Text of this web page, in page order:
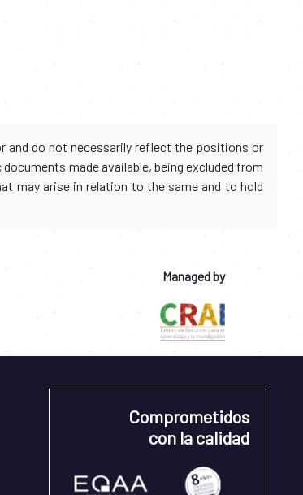
and do not necessarily reflect the positions or
made available, being excluded from
may arise in relation to the same and to hold
Managed by
Comprometidos
con la calidad